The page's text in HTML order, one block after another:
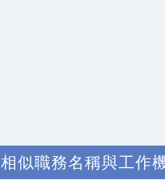
相似職務名稱與工作